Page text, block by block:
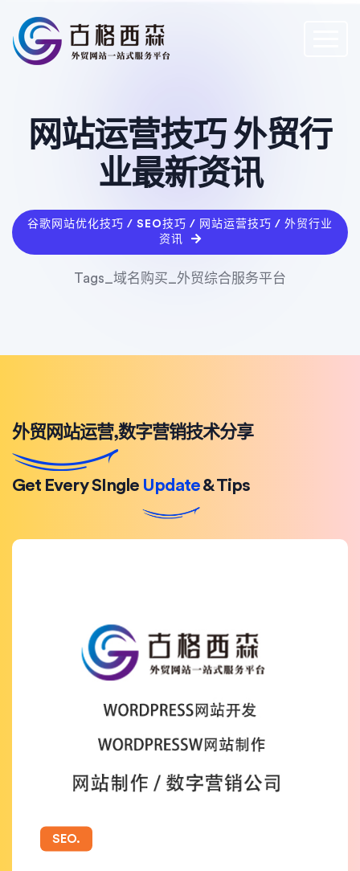
网站运营技巧 外贸行
业最新资讯
谷歌网站优化技巧 / SEO技巧 / 网站运营技巧 / 外贸行业
资讯
Tags_域名购买_外贸综合服务平台
外贸网站运营,数字营销技术分享
Get Every SIngle Update& Tips
SEO.